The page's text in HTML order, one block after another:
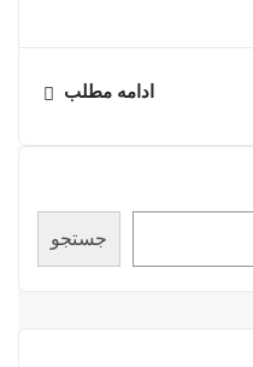
جستجو
ادامه مطلب